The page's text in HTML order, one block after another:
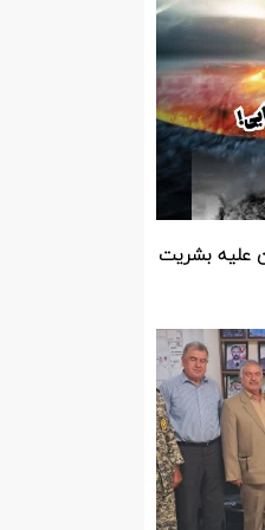
علیه بشریت توسط بزرگ ترین